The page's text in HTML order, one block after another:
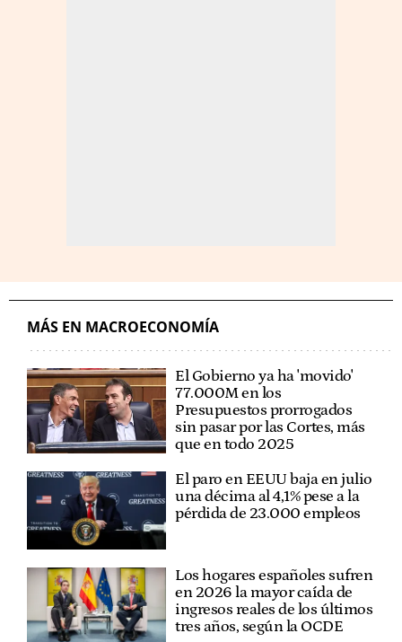
MÁS EN MACROECONOMÍA
El Gobierno ya ha 'movido'
77.000M en los
Presupuestos prorrogados
sin pasar por las Cortes, más
que en todo 2025
El paro en EEUU baja en julio
una décima al 4,1% pese a la
pérdida de 23.000 empleos
Los hogares españoles sufren
en 2026 la mayor caída de
ingresos reales de los últimos
tres años, según la OCDE